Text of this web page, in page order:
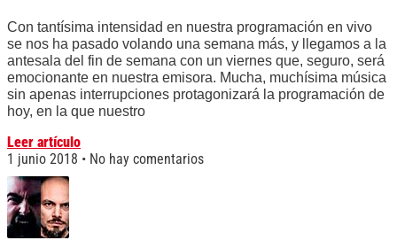
Con tantísima intensidad en nuestra programación en vivo
se nos ha pasado volando una semana más, y llegamos a la
antesala del fin de semana con un viernes que, seguro, será
emocionante en nuestra emisora. Mucha, muchísima música
sin apenas interrupciones protagonizará la programación de
hoy, en la que nuestro
Leer artículo
1 junio 2018
No hay comentarios